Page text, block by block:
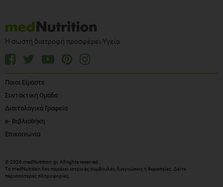
Η σωστή διατροφή προσφέρει Υγεία
Ποιοι Είμαστε
Συντακτική Ομάδα
Διαιτολογικά Γραφεία
e- Βιβλιοθήκη
Επικοινωνία
© 2026 medNutrition.gr. All rights reserved.
Το medNutrition δεν παρέχει ιατρικές συμβουλές, διαγνώσεις ή θεραπείες. Δείτε
περισσότερες πληροφορίες